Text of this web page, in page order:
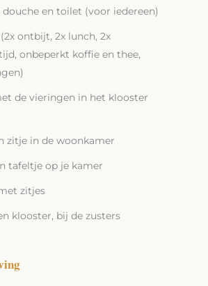
en toilet (voor iedereen)
ontbijt, 2x lunch, 2x
onbeperkt koffie en thee,
de vieringen in het klooster
zitje in de woonkamer
tafeltje op je kamer
zitjes
klooster, bij de zusters